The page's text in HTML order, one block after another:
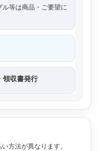
等は商品・ご要望に
領収書発行
方法が異なります。